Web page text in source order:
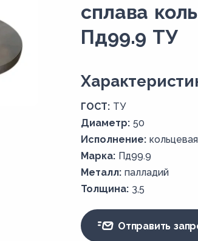
сплава
Пд99.9 ТУ
ГОСТ: ТУ
Диаметр: 50
Исполнение: кольцевая
Марка: Пд99.9
Металл: палладий
Толщина: 3,5
Отправить